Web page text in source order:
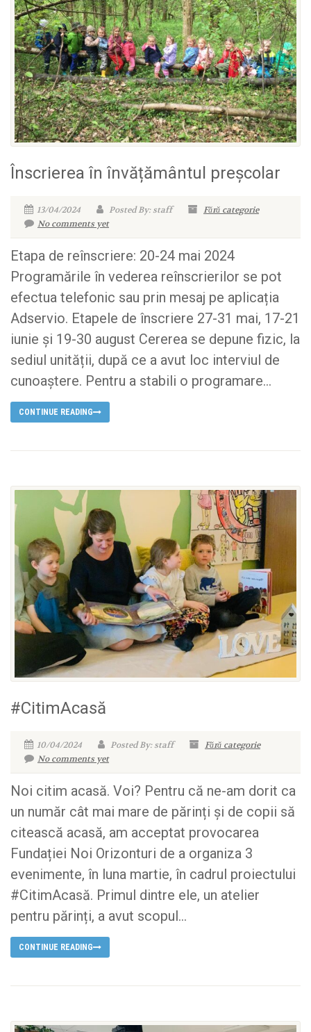
Înscrierea în învățământul preșcolar
13/04/2024 Posted By: staff
Fără categorie
No comments yet
Etapa de reînscriere: 20-24 mai 2024
Programările în vederea reînscrierilor se pot
efectua telefonic sau prin mesaj pe aplicația
Adservio. Etapele de înscriere 27-31 mai, 17-21
iunie și 19-30 august Cererea se depune fizic, la
sediul unității, după ce a avut loc interviul de
cunoaștere. Pentru a stabili o programare...
CONTINUE READING
#CitimAcasă
10/04/2024 Posted By: staff
Fără categorie
No comments yet
Noi citim acasă. Voi? Pentru că ne-am dorit ca
un număr cât mai mare de părinți și de copii să
citească acasă, am acceptat provocarea
Fundației Noi Orizonturi de a organiza 3
evenimente, în luna martie, în cadrul proiectului
#CitimAcasă. Primul dintre ele, un atelier
pentru părinți, a avut scopul...
CONTINUE READING